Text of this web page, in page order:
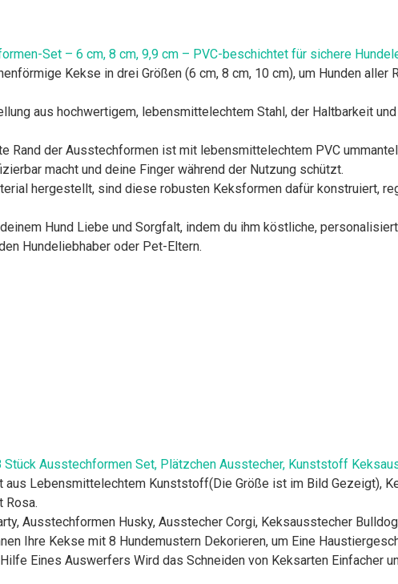
Set – 6 cm, 8 cm, 9,9 cm – PVC-beschichtet für sichere
Kekse in drei Größen (6 cm, 8 cm, 10 cm), um Hunden aller
aus hochwertigem, lebensmittelechtem Stahl, der Haltbarkeit
Rand der Ausstechformen ist mit lebensmittelechtem PVC
macht und deine Finger während der Nutzung schützt.
hergestellt, sind diese robusten Keksformen dafür konstruiert,
Hund Liebe und Sorgfalt, indem du ihm köstliche,
Hundeliebhaber oder Pet-Eltern.
Ausstechformen Set, Plätzchen Ausstecher, Kunststoff
Lebensmittelechtem Kunststoff(Die Größe ist im Bild Gezeigt),
Rosa.
Ausstechformen Husky, Ausstecher Corgi, Keksausstecher
Ihre Kekse mit 8 Hundemustern Dekorieren, um Eine
Eines Auswerfers Wird das Schneiden von Keksarten Einfacher